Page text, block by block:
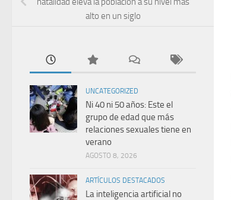
alto en un siglo
UNCATEGORIZED
Ni 40 ni 50 años: Este el
grupo de edad que más
relaciones sexuales tiene en
verano
AGOSTO 8, 2026
ARTÍCULOS DESTACADOS
La inteligencia artificial no